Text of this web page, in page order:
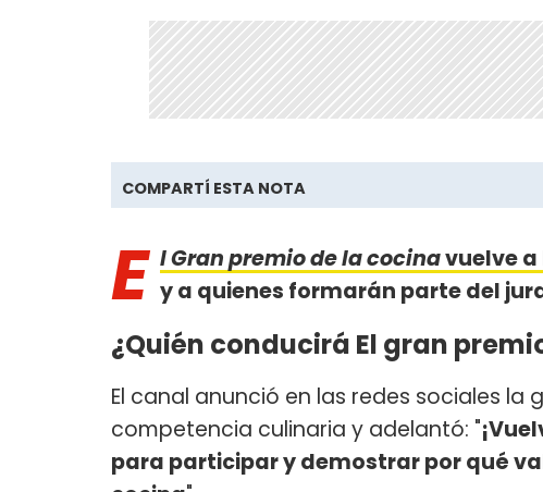
COMPARTÍ ESTA NOTA
E l Gran premio de la cocinavuelve a
y a quienes formarán parte del
¿Quién conducirá El gran
El canal anunció en las redes sociales la
competencia culinaria y adelantó: "
para participar y demostrar por qué